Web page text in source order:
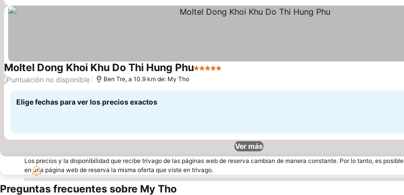
Moltel Dong Khoi Khu Do Thi Hung Phu5 Estrellas
/Puntuación no disponible Ben Tre, a 10.9 km de: My Tho
Elige fechas para ver los precios exactos
Ver más
Los precios y la disponibilidad que recibe trivago de las páginas web de reserva cambian de manera constante. Por lo tanto, es
en una página web de reserva la misma oferta que viste en trivago.
Preguntas frecuentes sobre My Tho